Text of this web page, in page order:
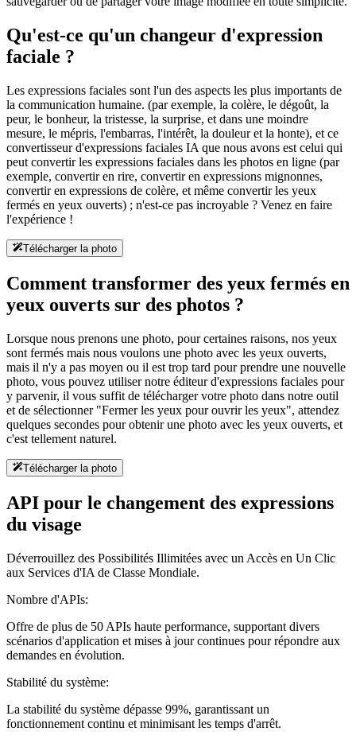
Qu'est-ce qu'un changeur d'expression
faciale ?
Les expressions faciales sont l'un des aspects les plus importants de
la communication humaine. (par exemple, la colère, le dégoût, la
peur, le bonheur, la tristesse, la surprise, et dans une moindre
mesure, le mépris, l'embarras, l'intérêt, la douleur et la honte), et ce
convertisseur d'expressions faciales IA que nous avons est celui qui
peut convertir les expressions faciales dans les photos en ligne (par
exemple, convertir en rire, convertir en expressions mignonnes,
convertir en expressions de colère, et même convertir les yeux
fermés en yeux ouverts) ; n'est-ce pas incroyable ? Venez en faire
l'expérience !
Télécharger la photo
Comment transformer des yeux fermés en
yeux ouverts sur des photos ?
Lorsque nous prenons une photo, pour certaines raisons, nos yeux
sont fermés mais nous voulons une photo avec les yeux ouverts,
mais il n'y a pas moyen ou il est trop tard pour prendre une nouvelle
photo, vous pouvez utiliser notre éditeur d'expressions faciales pour
y parvenir, il vous suffit de télécharger votre photo dans notre outil
et de sélectionner "Fermer les yeux pour ouvrir les yeux", attendez
quelques secondes pour obtenir une photo avec les yeux ouverts, et
c'est tellement naturel.
Télécharger la photo
API pour le changement des expressions
du visage
Déverrouillez des Possibilités Illimitées avec un Accès en Un Clic
aux Services d'IA de Classe Mondiale.
Nombre d'APIs:
Offre de plus de 50 APIs haute performance, supportant divers
scénarios d'application et mises à jour continues pour répondre aux
demandes en évolution.
Stabilité du système:
La stabilité du système dépasse 99%, garantissant un
fonctionnement continu et minimisant les temps d'arrêt.